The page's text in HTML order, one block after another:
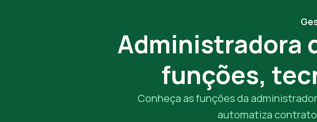
Administradora
funções,
Conheça as funções da
automatiza